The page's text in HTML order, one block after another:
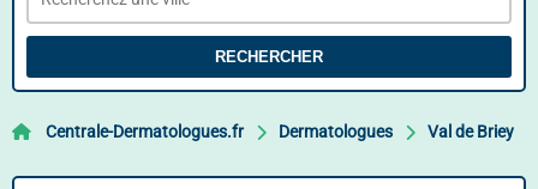
RECHERCHER
Centrale-Dermatologues.fr Dermatologues Val de Briey